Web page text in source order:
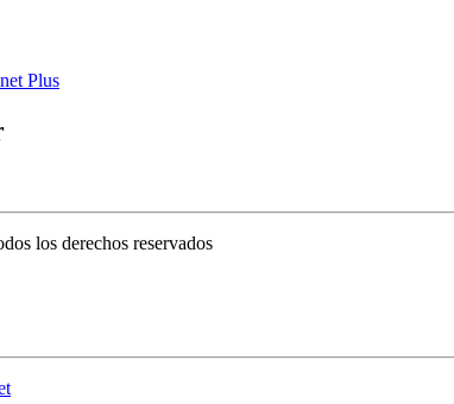
los derechos reservados